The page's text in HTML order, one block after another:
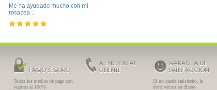
Me ha ayudado mucho con mi
rosacea ..
PAGO SEGURO
Todos los medios de pago son
seguros al 100%
ATENCIÓN AL
CLIENTE
GARANTÍA DE
SATISFACCIÓN
Si no queda satisfecho, le
devolvemos su dinero